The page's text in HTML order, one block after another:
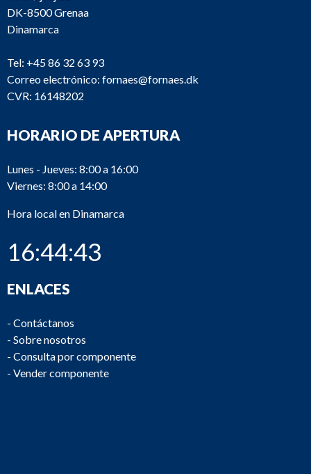
DK-8500 Grenaa
Dinamarca
Tel: +45 86 32 63 93
Correo electrónico: fornaes@fornaes.dk
CVR: 16148202
HORARIO DE APERTURA
Lunes - Jueves: 8:00 a 16:00
Viernes: 8:00 a 14:00
Hora local en Dinamarca
16:44:43
ENLACES
- Contáctanos
- Sobre nosotros
- Consulta por componente
- Vender componente